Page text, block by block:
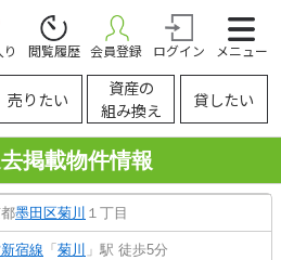
閲覧履歴 会員登録 ログイン メニュー
売りたい
資産の
組み換え
貸したい
掲載物件情報
墨田区菊川 １丁目
宿線 「菊川 」駅 徒歩5分